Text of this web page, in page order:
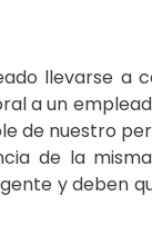
llevarse a
a un
de nuestro
de la
y deben